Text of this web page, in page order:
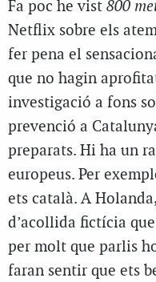
Fa poc he vist 800
Netflix sobre els
fer pena el
que no hagin
investigació a fons
prevenció a
preparats. Hi ha un
europeus. Per
ets català. A
d’acollida fictícia
per molt que parlis
faran sentir que ets